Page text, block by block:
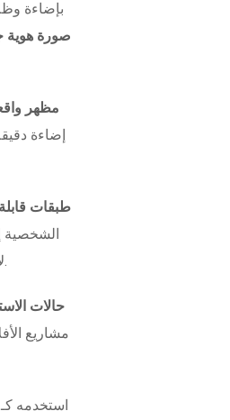
بإضاءة وظلال طبيعية
صورة هوية
مظهر
إضاءة
طبقات
الشخصية
.
حالات
استخدمه